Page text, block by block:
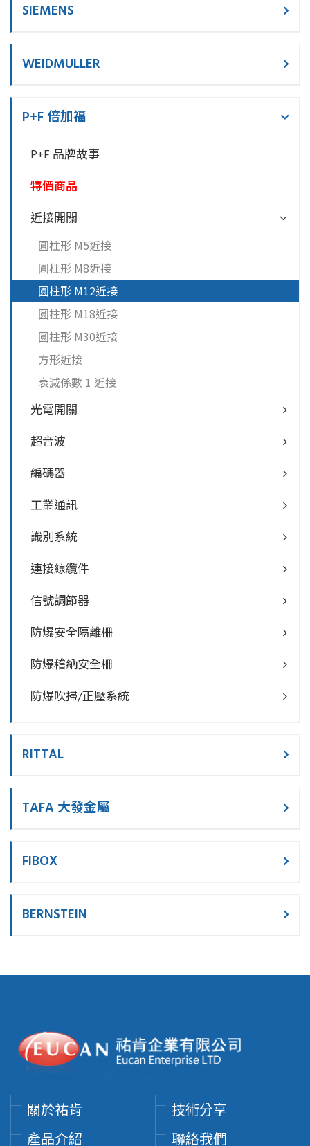
SIEMENS
WEIDMULLER
P+F 倍加福
P+F 品牌故事
特價商品
近接開關
圓柱形 M5近接
圓柱形 M8近接
圓柱形 M12近接
圓柱形 M18近接
圓柱形 M30近接
方形近接
衰減係數 1 近接
光電開關
超音波
編碼器
工業通訊
識別系統
連接線纜件
信號調節器
防爆安全隔離柵
防爆稽納安全柵
防爆吹掃/正壓系統
RITTAL
TAFA 大發金屬
FIBOX
BERNSTEIN
關於祐肯
產品介紹
技術分享
聯絡我們